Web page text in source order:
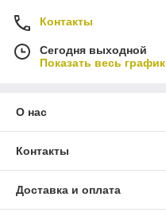
Контакты
Сегодня выходной
Показать весь
О нас
Контакты
Доставка и оплата